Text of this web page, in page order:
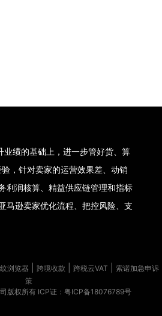
绩的基础上，进一步管好货、算
，针对卖家的运营效果差、动销
利润核算、精益供应链管理和指标
马逊卖家优化流程、把控风险、支
浏览器 跨境收款 跨税云VAT 索诺加急申诉|
策
版权所有 ICP证：粤ICP备18076789号